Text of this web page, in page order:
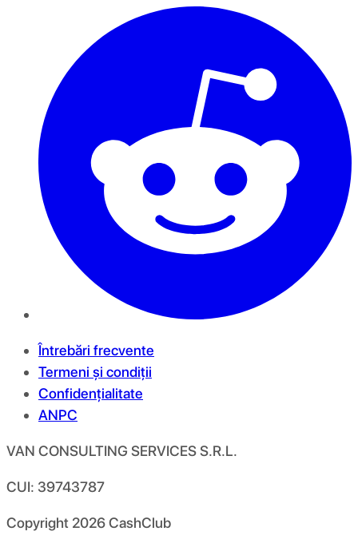
Întrebări frecvente
Termeni și condiții
Confidențialitate
ANPC
VAN CONSULTING SERVICES S.R.L.
CUI: 39743787
Copyright 2026CashClub